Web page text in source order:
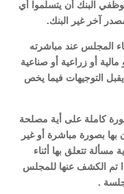
البنك أن يتسلموا أي
آخر غير البنك.
المجلس عند مباشرته
أو زراعية أو صناعية
التوجيهات فيما يخص
كاملة على أية مصلحة
بها بصورة مباشرة أو غير
تتعلق بها أثناء
تم الكشف عنها للمجلس
.